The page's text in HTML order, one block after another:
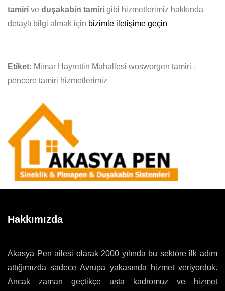
tamiri ve duşakabin tamiri gibi hizmetlerimiz hakkında
detaylı bilgi almak için bizimle iletişime geçin
Etiket: Mimar Hayrettin Mahallesi wosworgen tamiri -
pencere tamiri hizmetlerimiz
Hakkımızda
Akasya Pen ailesi olarak 2000 yılında bu sektöre ilk adım
attığımızda sadece Avrupa yakasında hizmet veriyorduk.
Ancak zaman geçtikçe usta kadromuz ve hizmet